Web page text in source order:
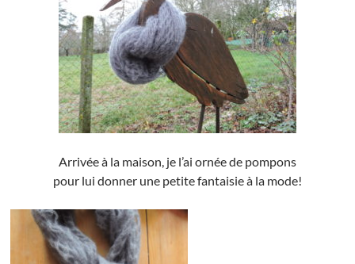
Arrivée à la maison, je l’ai ornée de pompons
pour lui donner une petite fantaisie à la mode!